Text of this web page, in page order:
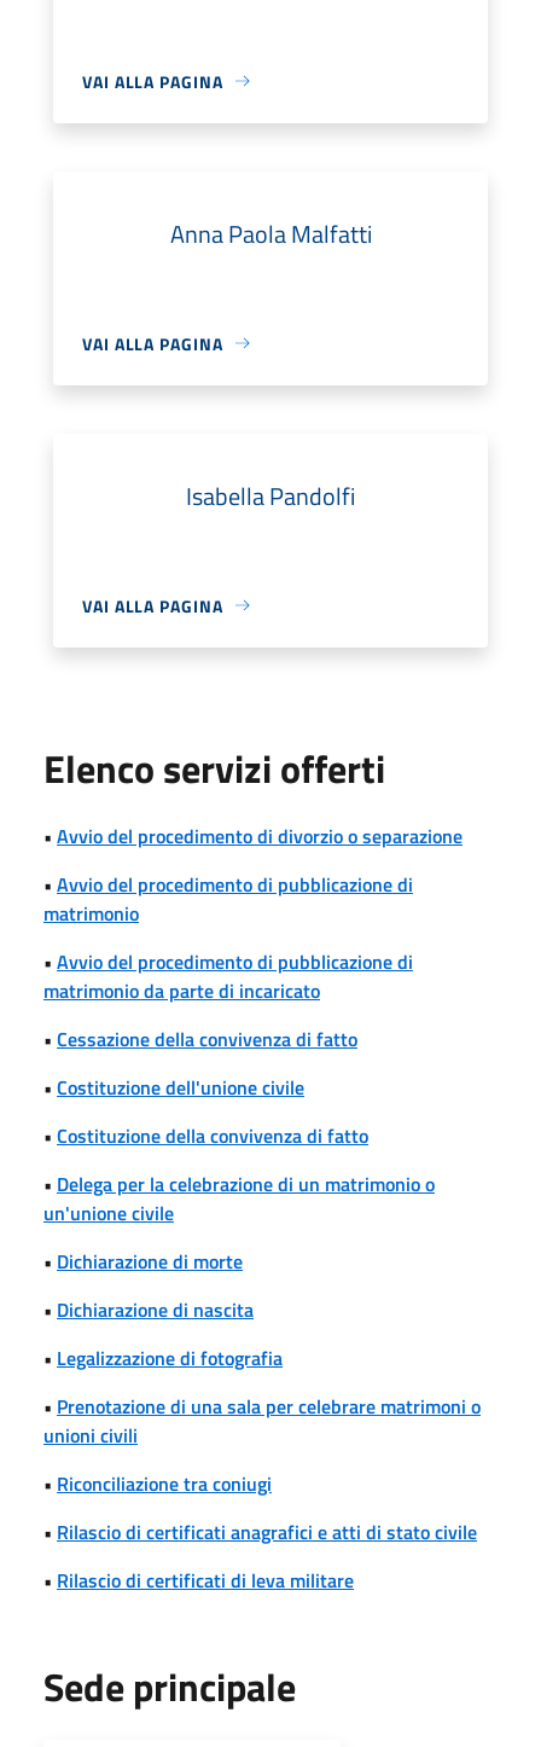
VAI ALLA PAGINA
Anna Paola Malfatti
VAI ALLA PAGINA
Isabella Pandolfi
VAI ALLA PAGINA
Elenco servizi offerti
• Avvio del procedimento di divorzio o separazione
• Avvio del procedimento di pubblicazione di
matrimonio
• Avvio del procedimento di pubblicazione di
matrimonio da parte di incaricato
• Cessazione della convivenza di fatto
• Costituzione dell'unione civile
• Costituzione della convivenza di fatto
• Delega per la celebrazione di un matrimonio o
un'unione civile
• Dichiarazione di morte
• Dichiarazione di nascita
• Legalizzazione di fotografia
• Prenotazione di una sala per celebrare matrimoni o
unioni civili
• Riconciliazione tra coniugi
• Rilascio di certificati anagrafici e atti di stato civile
• Rilascio di certificati di leva militare
Sede principale